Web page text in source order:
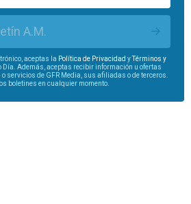
A.M.
aceptas la Política de Privacidad yTérminos y
Día. Además, aceptas recibir información u ofertas
servicios de GFR Media, sus afiliadas o de terceros.
boletines en cualquier momento.